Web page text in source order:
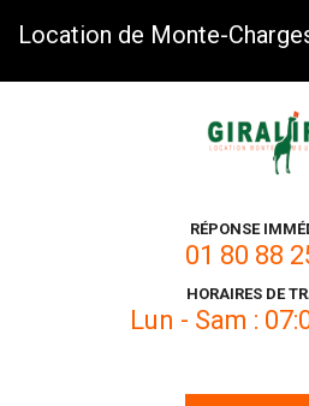
Location de Monte-
RÉPONSE
01 80 88
HORAIRES DE
Lun - Sam :